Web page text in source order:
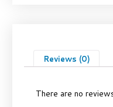
Reviews (0)
There are no